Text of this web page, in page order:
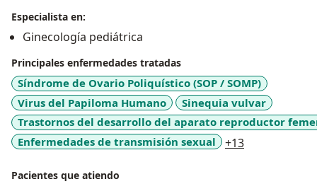
Especialista en:
Ginecología pediátrica
Principales enfermedades tratadas
Síndrome de Ovario Poliquístico (SOP / SOMP)
Virus del Papiloma Humano
Sinequia vulvar
Trastornos del desarrollo del aparato reproductor
Enfermedades de transmisión sexual
+13
Pacientes que atiendo